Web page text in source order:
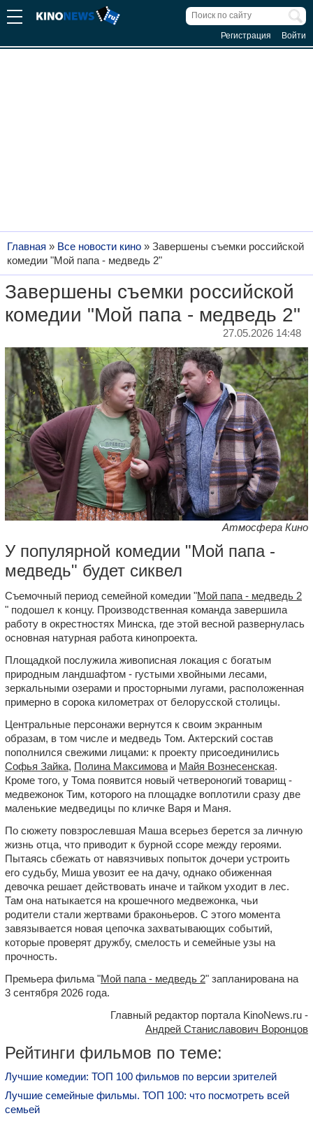
Регистрация Войти
Главная » Все новости кино » Завершены съемки российской
комедии "Мой папа - медведь 2"
Завершены съемки российской
комедии "Мой папа - медведь 2"
27.05.2026 14:48
Атмосфера Кино
У популярной комедии "Мой папа -
медведь" будет сиквел
Съемочный период семейной комедии "Мой папа - медведь 2
" подошел к концу. Производственная команда завершила
работу в окрестностях Минска, где этой весной развернулась
основная натурная работа кинопроекта.
Площадкой послужила живописная локация с богатым
природным ландшафтом - густыми хвойными лесами,
зеркальными озерами и просторными лугами, расположенная
примерно в сорока километрах от белорусской столицы.
Центральные персонажи вернутся к своим экранным
образам, в том числе и медведь Том. Актерский состав
пополнился свежими лицами: к проекту присоединились
Софья Зайка, Полина Максимова и Майя Вознесенская.
Кроме того, у Тома появится новый четвероногий товарищ -
медвежонок Тим, которого на площадке воплотили сразу две
маленькие медведицы по кличке Варя и Маня.
По сюжету повзрослевшая Маша всерьез берется за личную
жизнь отца, что приводит к бурной ссоре между героями.
Пытаясь сбежать от навязчивых попыток дочери устроить
его судьбу, Миша увозит ее на дачу, однако обиженная
девочка решает действовать иначе и тайком уходит в лес.
Там она натыкается на крошечного медвежонка, чьи
родители стали жертвами браконьеров. С этого момента
завязывается новая цепочка захватывающих событий,
которые проверят дружбу, смелость и семейные узы на
прочность.
Премьера фильма "Мой папа - медведь 2" запланирована на
3 сентября 2026 года.
Главный редактор портала KinoNews.ru -
Андрей Станиславович Воронцов
Рейтинги фильмов по теме:
Лучшие комедии: ТОП 100 фильмов по версии зрителей
Лучшие семейные фильмы. ТОП 100: что посмотреть всей
семьей